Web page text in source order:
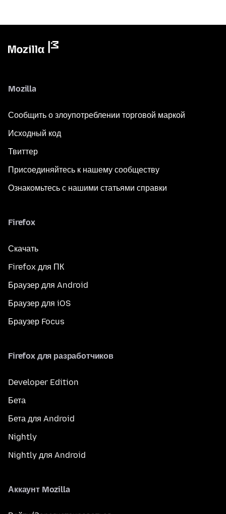
Mozilla
Сообщить о злоупотреблении торговой маркой
Исходный код
Твиттер
Присоединяйтесь к нашему сообществу
Ознакомьтесь с нашими статьями справки
Firefox
Скачать
Firefox для ПК
Браузер для Android
Браузер для iOS
Браузер Focus
Firefox для разработчиков
Developer Edition
Бета
Бета для Android
Nightly
Nightly для Android
Аккаунт Mozilla